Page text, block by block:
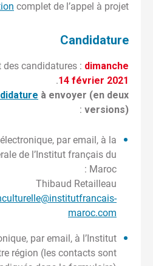
complet de l’appel à projet.
Candidature
candidatures : dimanche
14 février 2021
.
à envoyer (en deux
versions)
:
par email, à la
de l’Institut français du
Maroc :
Thibaud Retailleau
maroc.com
par email, à l’Institut
région (les contacts sont